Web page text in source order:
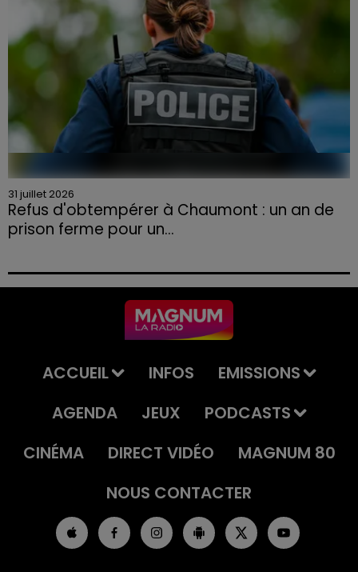
31 juillet 2026
Refus d'obtempérer à Chaumont : un an de
prison ferme pour un...
permis et la confiscation de son véhicule.
ACCUEIL INFOS
EMISSIONS
AGENDA
JEUX
PODCASTS
CINÉMA
DIRECT VIDÉO
MAGNUM 80
NOUS CONTACTER